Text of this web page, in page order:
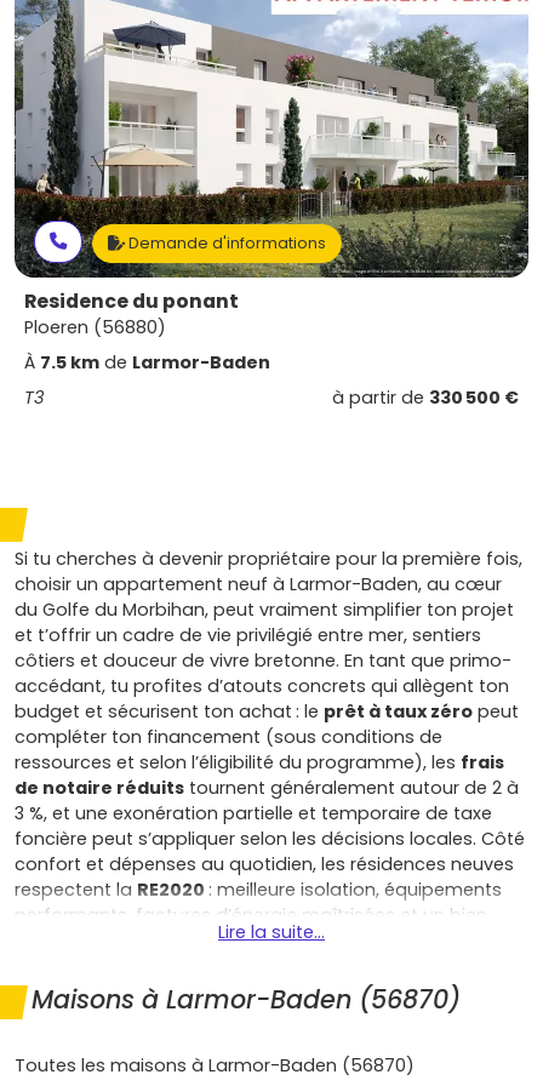
Demande d'informations
Residence du ponant
Ploeren (56880)
À 7.5 km de Larmor-Baden
T3
à partir de 330 500 €
Si tu cherches à devenir propriétaire pour la première fois,
choisir un appartement neuf à Larmor-Baden, au cœur
du Golfe du Morbihan, peut vraiment simplifier ton projet
et t’offrir un cadre de vie privilégié entre mer, sentiers
côtiers et douceur de vivre bretonne. En tant que primo-
accédant, tu profites d’atouts concrets qui allègent ton
budget et sécurisent ton achat : le prêt à taux zéro peut
compléter ton financement (sous conditions de
ressources et selon l’éligibilité du programme), les frais
de notaire réduits tournent généralement autour de 2 à
3 %, et une exonération partielle et temporaire de taxe
foncière peut s’appliquer selon les décisions locales. Côté
confort et dépenses au quotidien, les résidences neuves
respectent la RE2020 : meilleure isolation, équipements
performants, factures d’énergie maîtrisées et un bien
pensé pour durer. Tu gagnes aussi en tranquillité avec les
et décennale) qui couvrent ton logement et te protègent
des imprévus. S’installer ici, c’est profiter d’un village
proximité, marché, activités nautiques et un accès simple
Lire la suite...
Maisons à Larmor-Baden (56870)
Toutes les maisons à Larmor-Baden (56870)